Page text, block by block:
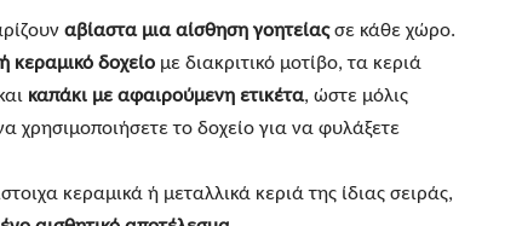
αβίαστα μια αίσθηση γοητείαςσε κάθε χώρο.
κεραμικό δοχείο με διακριτικό μοτίβο, τα κεριά
καπάκι με αφαιρούμενη ετικέτα, ώστε μόλις
χρησιμοποιήσετε το δοχείο για να φυλάξετε
κεραμικά ή μεταλλικά κεριά της ίδιας σειράς,